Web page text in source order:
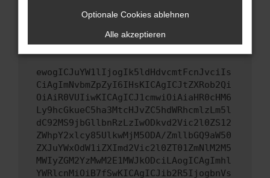
versuchen, das Problem zu beheben. Du kannst
uns diesen Text schicken, um uns bei der
Fehlersuche zu unterstützen:
ewogICJuYW1lIjogIk5ldHdvcmtFcnJvciIs
CiAgImNvbmZpZyI6IHsKICAgICJtZXRob2Qi
OiAiR0VUIiwKICAgICJ1cmwiOiAiaHR0cHM6
Ly9hcGkueC5ha3MtcHJvZC5hdWRhcmlzLm5l
dC92MS9jbGllbnRzLzIwODkvd2Vic2l0ZS12
ZWhpY2xlcy85UlkwMjM5ODA/ZmllbGQ9aW50
ZXJuYWxOdW1iZXImd2Vic2l0ZT01ZmNlM2M5
MWIyZGM2YzMwM2E1MWJkODciLAogICAgImhl
YWRlcnMiOiB7fSwKICAgICJib2R5IjogbnVs
Optionale Cookies ablehnen
Alle akzeptieren